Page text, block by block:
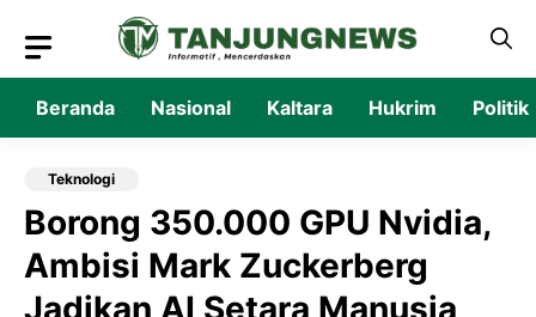
isi
Beranda Nasional Kaltara Hukrim Politik
Teknologi
Borong 350.000 GPU Nvidia,
Ambisi Mark Zuckerberg
Jadikan AI Setara Manusia